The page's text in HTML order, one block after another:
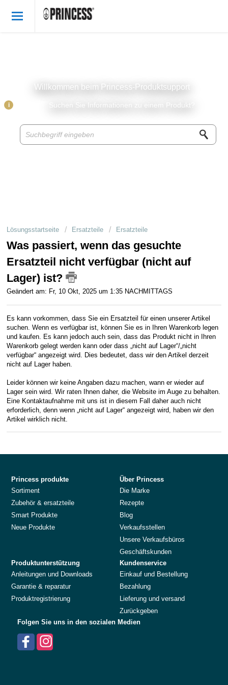
Princess Produkte
Kundenservice
Willkommen beim Princess-Produktsupport
Suchen Sie Informationen zu einem Produkt?
i
Lösungsstartseite Ersatzteile Ersatzteile
Was passiert, wenn das gesuchte
Ersatzteil nicht verfügbar (nicht auf
Lager) ist?
Geändert am: Fr, 10 Okt, 2025 um 1:35 NACHMITTAGS
Es kann vorkommen, dass Sie ein Ersatzteil für einen unserer Artikel
suchen. Wenn es verfügbar ist, können Sie es in Ihren Warenkorb legen
und kaufen. Es kann jedoch auch sein, dass das Produkt nicht in Ihren
Warenkorb gelegt werden kann oder dass „nicht auf Lager“/„nicht
verfügbar“ angezeigt wird. Dies bedeutet, dass wir den Artikel derzeit
nicht auf Lager haben.
Leider können wir keine Angaben dazu machen, wann er wieder auf
Lager sein wird. Wir raten Ihnen daher, die Website im Auge zu behalten.
Eine Kontaktaufnahme mit uns ist in diesem Fall daher auch nicht
erforderlich, denn wenn „nicht auf Lager“ angezeigt wird, haben wir den
Artikel wirklich nicht.
Princess produkte
Sortiment
Zubehör & ersatzteile
Smart Produkte
Neue Produkte
Über Princess
Die Marke
Rezepte
Blog
Verkaufsstellen
Unsere Verkaufsbüros
Geschäftskunden
Produktunterstützung
Anleitungen und Downloads
Garantie & reparatur
Produktregistrierung
Kundenservice
Einkauf und Bestellung
Bezahlung
Lieferung und versand
Zurückgeben
Folgen Sie uns in den sozialen Medien